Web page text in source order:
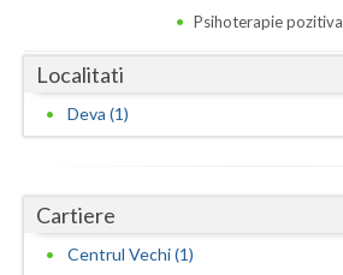
Gorj
Harghita
Ialomita
Psihoterapie pozitiva
Localitati
Deva (1)
Cartiere
Centrul Vechi (1)